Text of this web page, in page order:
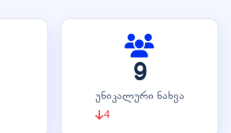
9
უნიკალური ნახვა
4